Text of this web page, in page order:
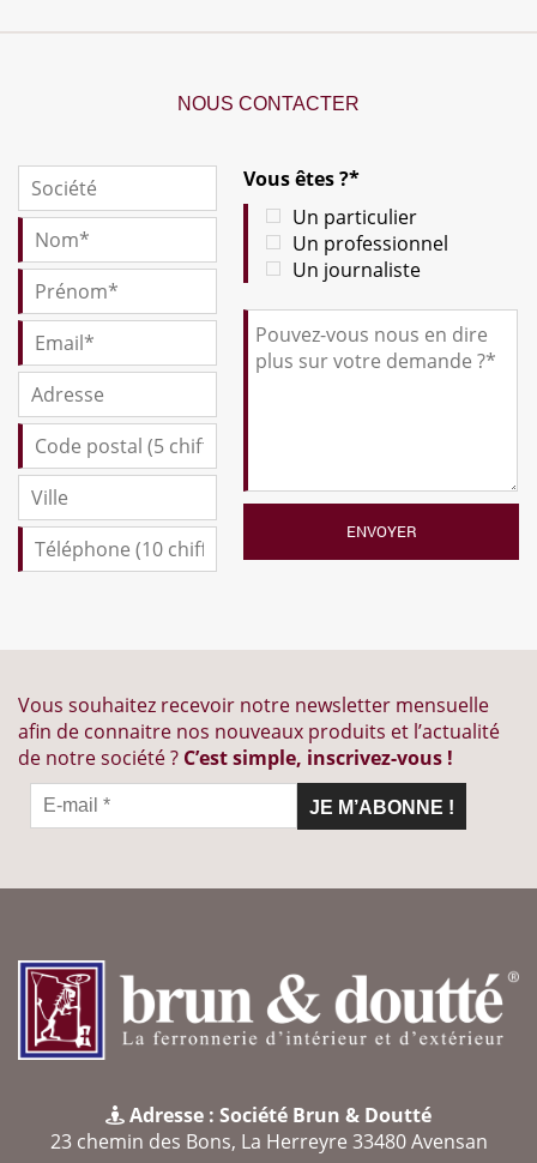
NOUS CONTACTER
Vous êtes ?*
Un particulier
Un professionnel
Un journaliste
Vous souhaitez recevoir notre newsletter mensuelle
afin de connaitre nos nouveaux produits et l’actualité
de notre société ? C’est simple, inscrivez-vous !
Adresse : Société Brun & Doutté
23 chemin des Bons, La Herreyre 33480 Avensan